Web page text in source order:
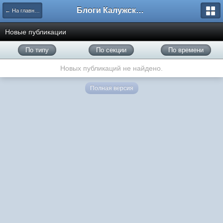
← На главную Блоги Калужского перекрестка
Новые публикации
По типу По секции По времени
Новых публикаций не найдено.
Полная версия